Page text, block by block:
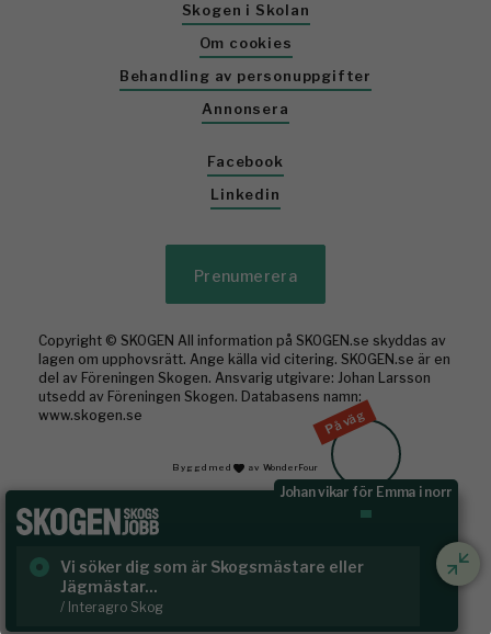
På väg
Johan vikar för Emma i norr
Vi söker dig som är Skogsmästare eller
Jägmästar...
/ Interagro Skog
Skogen i Skolan
Om cookies
Behandling av personuppgifter
Annonsera
Facebook
Linkedin
Prenumerera
Copyright © SKOGEN All information på SKOGEN.se skyddas av
lagen om upphovsrätt. Ange källa vid citering. SKOGEN.se är en
del av Föreningen Skogen. Ansvarig utgivare: Johan Larsson
utsedd av Föreningen Skogen. Databasens namn:
www.skogen.se
Byggd med av WonderFour